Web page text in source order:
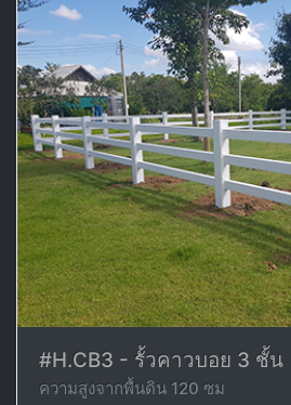
#H.CB3 - รั้วคาวบอย 3 ชั้น
ความสูงจากพื้นดิน 120 ซม